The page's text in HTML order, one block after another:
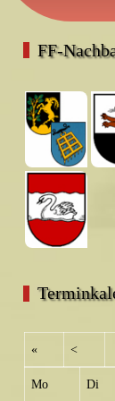
FF-
« <
Mo Di